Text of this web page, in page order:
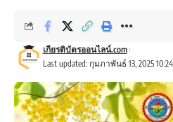
Last updated: กุมภาพันธ์ 13, 2025
เกียรติบัตรออนไลน์.com